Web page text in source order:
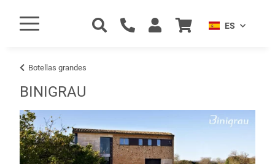
ES
Botellas grandes
BINIGRAU